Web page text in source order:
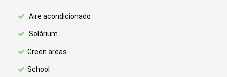
Aire acondicionado
Solárium
Green areas
School